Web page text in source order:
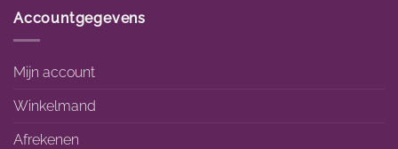
Accountgegevens
Mijn account
Winkelmand
Afrekenen